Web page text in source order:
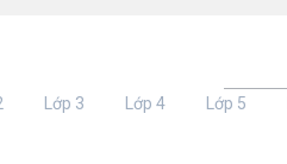
Lớp 3 Lớp 4 Lớp 5